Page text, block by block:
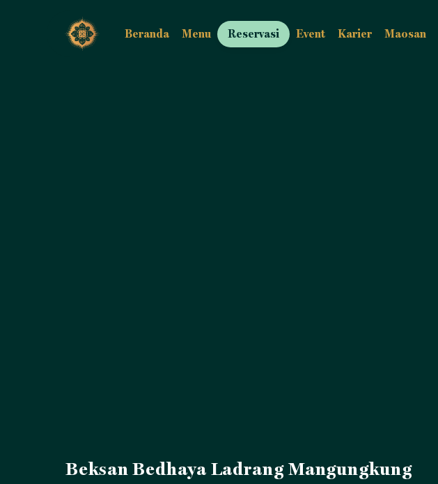
Beranda Menu Reservasi Event Karier Maosan
Beksan Bedhaya Ladrang Mangungkung